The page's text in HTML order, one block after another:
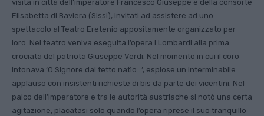
visita in città dell’imperatore Francesco Giuseppe e della consorte
Elisabetta di Baviera (Sissi), invitati ad assistere ad uno
spettacolo al Teatro Eretenio appositamente organizzato per
loro. Nel teatro veniva eseguita l’opera I Lombardi alla prima
crociata del patriota Giuseppe Verdi. Nel momento in cui il coro
intonava ‘O Signore dal tetto natìo…’, esplose un interminabile
applauso con insistenti richieste di bis da parte dei vicentini. Nel
palco dell’imperatore e tra le autorità austriache si notò una certa
agitazione, placatasi solo quando l’opera riprese il suo tranquillo